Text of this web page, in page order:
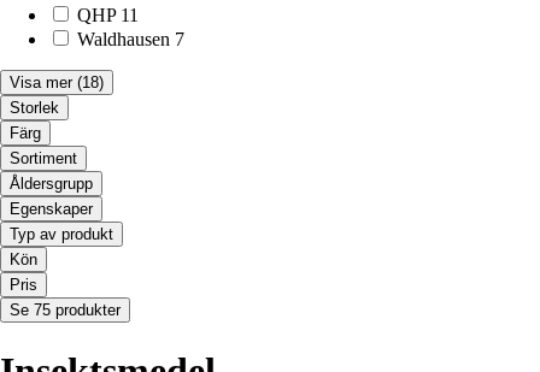
QHP 11
Waldhausen 7
Visa mer (18)
Storlek
Färg
Sortiment
Åldersgrupp
Egenskaper
Typ av produkt
Kön
Pris
Se 75 produkter